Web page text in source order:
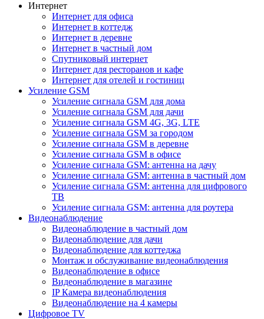
Интернет
Интернет для офиса
Интернет в коттедж
Интернет в деревне
Интернет в частный дом
Спутниковый интернет
Интернет для ресторанов и кафе
Интернет для отелей и гостиниц
Усиление GSM
Усиление сигнала GSM для дома
Усиление сигнала GSM для дачи
Усиление сигнала GSM 4G, 3G, LTE
Усиление сигнала GSM за городом
Усиление сигнала GSM в деревне
Усиление сигнала GSM в офисе
Усиление сигнала GSM: антенна на дачу
Усиление сигнала GSM: антенна в частный дом
Усиление сигнала GSM: антенна для цифрового
ТВ
Усиление сигнала GSM: антенна для роутера
Видеонаблюдение
Видеонаблюдение в частный дом
Видеонаблюдение для дачи
Видеонаблюдение для коттеджа
Монтаж и обслуживание видеонаблюдения
Видеонаблюдение в офисе
Видеонаблюдение в магазине
IP Камера видеонаблюдения
Видеонаблюдение на 4 камеры
Цифровое TV